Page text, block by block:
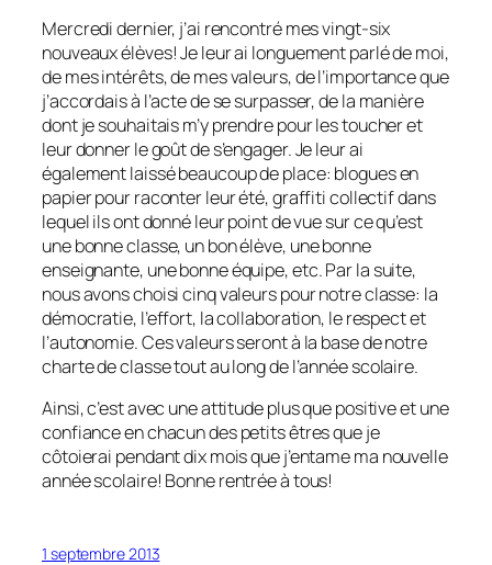
Mercredi dernier, j’ai rencontré mes vingt-six
nouveaux élèves! Je leur ai longuement parlé de moi,
de mes intérêts, de mes valeurs, de l’importance que
j’accordais à l’acte de se surpasser, de la manière
dont je souhaitais m’y prendre pour les toucher et
leur donner le goût de s’engager. Je leur ai
également laissé beaucoup de place: blogues en
papier pour raconter leur été, graffiti collectif dans
lequel ils ont donné leur point de vue sur ce qu’est
une bonne classe, un bon élève, une bonne
enseignante, une bonne équipe, etc. Par la suite,
nous avons choisi cinq valeurs pour notre classe: la
démocratie, l’effort, la collaboration, le respect et
l’autonomie. Ces valeurs seront à la base de notre
charte de classe tout au long de l’année scolaire.
Ainsi, c’est avec une attitude plus que positive et une
confiance en chacun des petits êtres que je
côtoierai pendant dix mois que j’entame ma nouvelle
année scolaire! Bonne rentrée à tous!
1 septembre 2013